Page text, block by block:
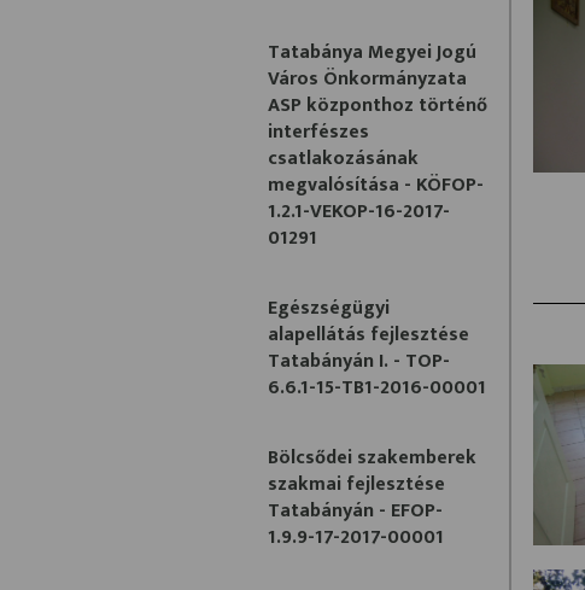
Tatabánya Megyei Jogú
Város Önkormányzata
ASP központhoz történő
interfészes
csatlakozásának
megvalósítása - KÖFOP-
1.2.1-VEKOP-16-2017-
01291
Egészségügyi
alapellátás fejlesztése
Tatabányán I. - TOP-
6.6.1-15-TB1-2016-00001
Bölcsődei szakemberek
szakmai fejlesztése
Tatabányán - EFOP-
1.9.9-17-2017-00001